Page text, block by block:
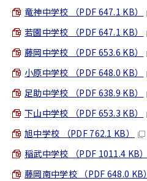
竜神中学校 （PDF 647.1 KB）
若園中学校 （PDF 647.1 KB）
藤岡中学校 （PDF 653.6 KB）
小原中学校 （PDF 648.0 KB）
足助中学校 （PDF 638.9 KB）
下山中学校 （PDF 653.3 KB）
旭中学校 （PDF 762.1 KB）
稲武中学校 （PDF 1011.4 KB）
藤岡南中学校 （PDF 648.0 KB）